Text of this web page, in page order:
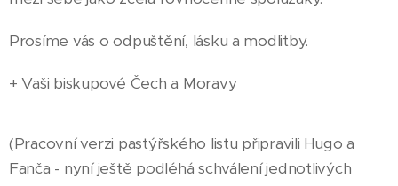
Prosíme vás o odpuštění, lásku a modlitby.
+ Vaši biskupové Čech a Moravy
(Pracovní verzi pastýřského listu připravili Hugo a
Fanča - nyní ještě podléhá schválení jednotlivých